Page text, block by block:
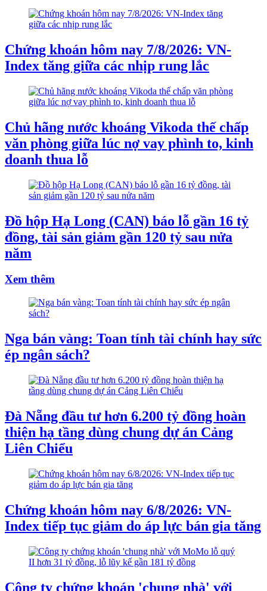
Chứng khoán hôm nay 7/8/2026: VN-
Index tăng giữa các nhịp rung lắc
Chủ hãng nước khoáng Vikoda thế chấp
văn phòng giữa lúc nợ vay phình to, kinh
doanh thua lỗ
Đồ hộp Hạ Long (CAN) báo lỗ gần 16 tỷ
đồng, tài sản giảm gần 120 tỷ sau nửa
năm
Xem thêm
Nga bán vàng: Toan tính tài chính hay sức
ép ngân sách?
Đà Nẵng đầu tư hơn 6.200 tỷ đồng hoàn
thiện hạ tầng dùng chung dự án Cảng
Liên Chiểu
Chứng khoán hôm nay 6/8/2026: VN-
Index tiếp tục giảm do áp lực bán gia tăng
Công ty chứng khoán 'chung nhà' với